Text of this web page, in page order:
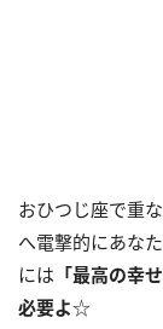
おひつじ座で重
へ電撃的にあな
には 「最高の幸
必要よ☆